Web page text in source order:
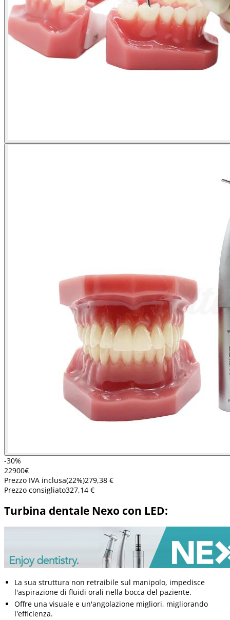
-30%
22900€
Prezzo IVA inclusa(22%)279,38 €
Prezzo consigliato327,14 €
Turbina dentale Nexo con LED:
La sua struttura non retraibile sul manipolo, impedisce
l'aspirazione di fluidi orali nella bocca del paziente.
Offre una visuale e un'angolazione migliori, migliorando
l'efficienza.